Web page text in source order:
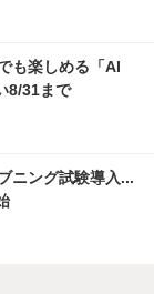
も楽しめる「AI
8/31まで
ニング試験導入...